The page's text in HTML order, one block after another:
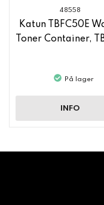
48558
Katun TBFC50E
Toner Container,
På lager
INFO